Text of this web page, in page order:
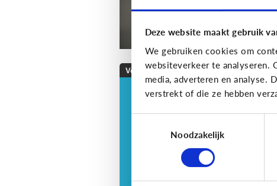
Deze website maakt gebruik
We gebruiken cookies om
websiteverkeer te analyseren.
media, adverteren en analyse.
verstrekt of die ze hebben
Noodzakelijk
Veilig Online
Veilig online: hoe doe
ik dat?
Je zorgt er best voor dat je
informatie alleen deelt met wie
jij dit echt wilt. Hoe kan je dit
doen?